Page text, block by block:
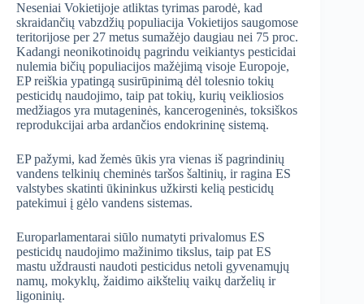
Neseniai Vokietijoje atliktas tyrimas parodė, kad
skraidančių vabzdžių populiacija Vokietijos saugomose
teritorijose per 27 metus sumažėjo daugiau nei 75 proc.
Kadangi neonikotinoidų pagrindu veikiantys pesticidai
nulemia bičių populiacijos mažėjimą visoje Europoje,
EP reiškia ypatingą susirūpinimą dėl tolesnio tokių
pesticidų naudojimo, taip pat tokių, kurių veikliosios
medžiagos yra mutageninės, kancerogeninės, toksiškos
reprodukcijai arba ardančios endokrininę sistemą.
EP pažymi, kad žemės ūkis yra vienas iš pagrindinių
vandens telkinių cheminės taršos šaltinių, ir ragina ES
valstybes skatinti ūkininkus užkirsti kelią pesticidų
patekimui į gėlo vandens sistemas.
Europarlamentarai siūlo numatyti privalomus ES
pesticidų naudojimo mažinimo tikslus, taip pat ES
mastu uždrausti naudoti pesticidus netoli gyvenamųjų
namų, mokyklų, žaidimo aikštelių vaikų darželių ir
ligoninių.